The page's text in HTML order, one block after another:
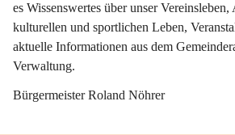
es Wissenswertes über unser Vereinsleben,
kulturellen und sportlichen Leben,
aktuelle Informationen aus dem
Verwaltung.
Bürgermeister Roland Nöhrer